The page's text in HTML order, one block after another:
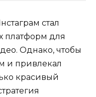
стал
платформ для
Однако, чтобы
и привлекал
красивый